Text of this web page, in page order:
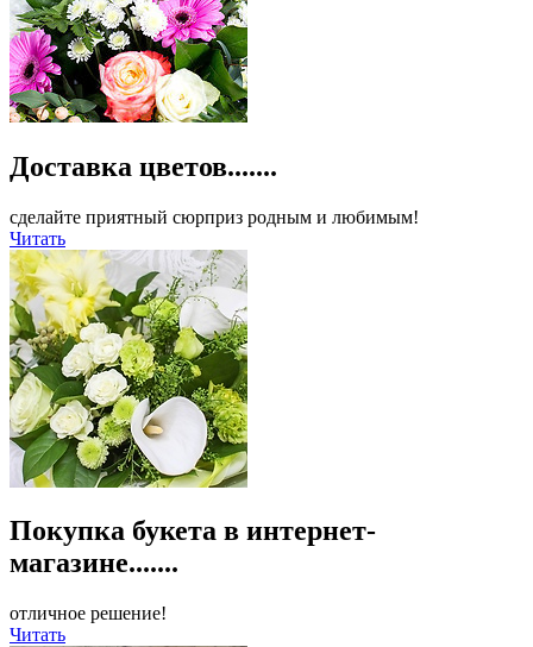
Доставка цветов.......
сделайте приятный сюрприз родным и любимым!
Читать
Покупка букета в интернет-
магазине.......
отличное решение!
Читать